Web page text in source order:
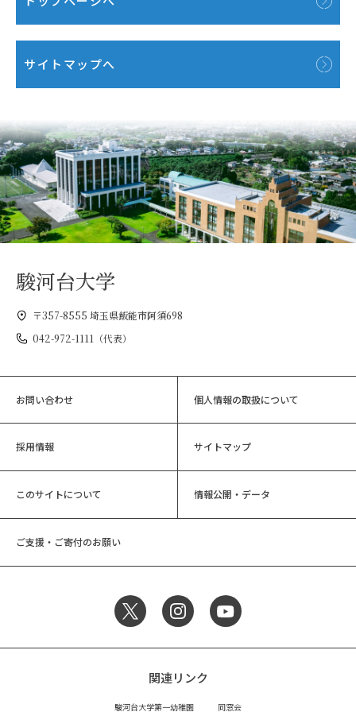
サイトマップへ
駿河台大学
〒357-8555 埼玉県飯能市阿須698
042-972-1111（代表）
お問い合わせ 個人情報の取扱について
採用情報 サイトマップ
このサイトについて 情報公開・データ
ご支援・ご寄付のお願い
関連リンク
駿河台大学第一幼稚園 同窓会